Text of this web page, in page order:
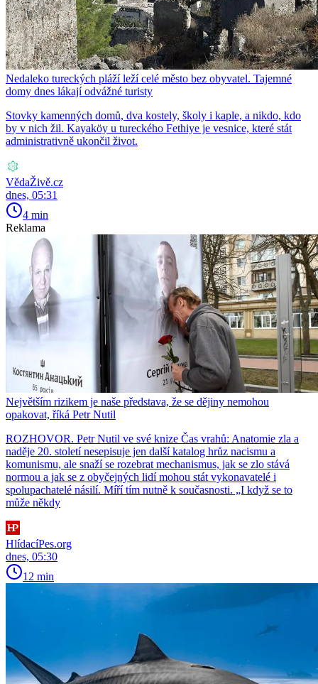
Nedaleko tureckých pláží leží celé město bez obyvatel. Tajemné
domy dnes lákají odvážné turisty
Stovky kamenných domů, dva kostely, školy i kaple, a nikdo, kdo
by v nich žil. Kayaköy u tureckého Fethiye je vesnice, které stát
administrativně ukončil život.
VědaŽivě.cz
dnes, 05:31
4 min
Reklama
Největším rizikem je naše představa, že se dějiny nemohou
opakovat, říká Petr Nutil
ROZHOVOR. Petr Nutil ve své knize Čas vrahů: Anatomie zla a
naděje 20. století nesepisuje jen další katalog hrůz nacismu a
komunismu, ale snaží se rozebrat mechanismus, jak se zlo stává
normou a jak se z obyčejných lidí mohou stát vykonavatelé i
spolupachatelé násilí. Míří tím nutně k současnosti. „I když se to
může někdy
HlídacíPes.org
dnes, 05:30
12 min